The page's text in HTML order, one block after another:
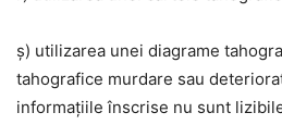
ș) utilizarea unei diagrame
tahografice murdare sau
informațiile înscrise nu sunt